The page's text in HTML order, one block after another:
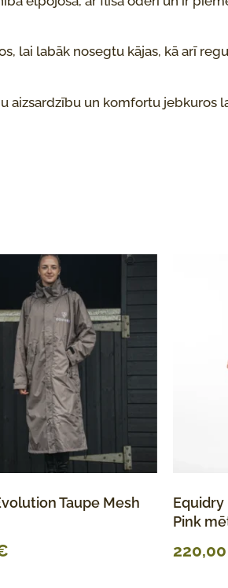
lai labāk nosegtu kājas, kā arī
aizsardzību un komfortu jebkuros
Taupe Mesh
Pink
220,00